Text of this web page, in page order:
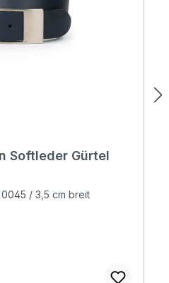
von 4.86 von 5 Sternen
Softleder Gürtel
/ 3,5 cm breit